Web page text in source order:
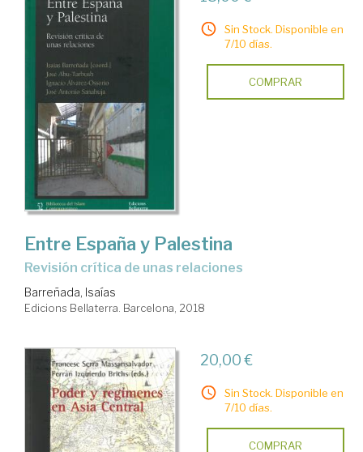
Sin Stock. Disponible en
7/10 días.
COMPRAR
Entre España y Palestina
revisión crítica de unas relaciones
Barreñada, Isaías
Edicions Bellaterra. Barcelona, 2018
20,00 €
Sin Stock. Disponible en
7/10 días.
COMPRAR